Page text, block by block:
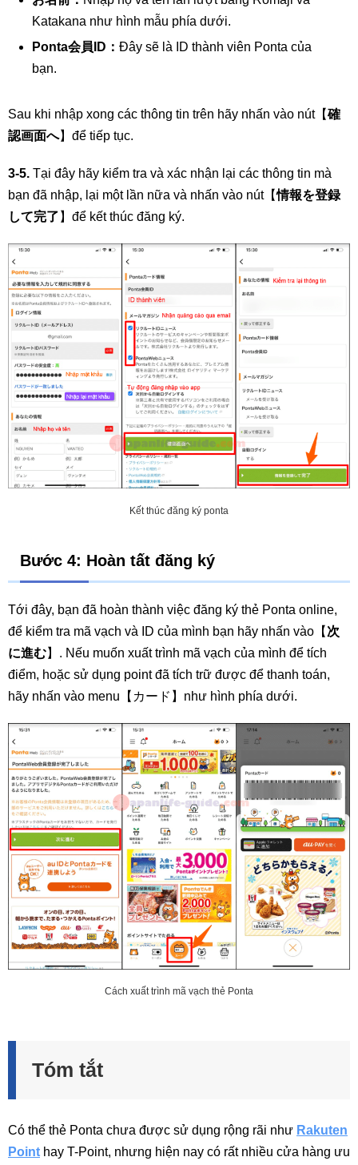
Katakana như hình mẫu phía dưới.
Ponta会員ID： Đây sẽ là ID thành viên Ponta của
bạn.
Sau khi nhập xong các thông tin trên hãy nhấn vào nút【確
認画面へ】để tiếp tục.
3-5. Tại đây hãy kiểm tra và xác nhận lại các thông tin mà
bạn đã nhập, lại một lần nữa và nhấn vào nút【情報を登録
して完了 】để kết thúc đăng ký.
Kết thúc đăng ký ponta
Bước 4: Hoàn tất đăng ký
Tới đây, bạn đã hoàn thành việc đăng ký thẻ Ponta online,
để kiểm tra mã vạch và ID của mình bạn hãy nhấn vào【 次
に進む】. Nếu muốn xuất trình mã vạch của mình để tích
điểm, hoặc sử dụng point đã tích trữ được để thanh toán,
hãy nhấn vào menu【カード】như hình phía dưới.
Cách xuất trình mã vạch thẻ Ponta
Tóm tắt
Có thể thẻ Ponta chưa được sử dụng rộng rãi như Rakuten
Point hay T-Point, nhưng hiện nay có rất nhiều cửa hàng ưu